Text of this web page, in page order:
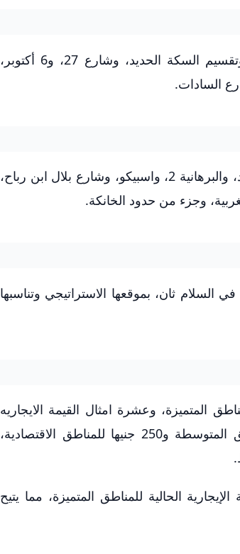
تضم المناطق المتوسطة تقسيم أبو العز، والحرفيين، وشارع الحرية، وتقسيم السكة الحديد، وشارع 27، و6 أكتوبر،
من بين المناطق الاقتصادية تقسيم الأمل، وعرب القرعان، والسكة الحديد، والبرهانية 2، واسبيكو، وشارع بلال ابن رباح،
وجزء من حدود الخانكة.
ثان، بموقعها الاستراتيجي وتناسبها
المتميزة، وعشرة امثال القيمة الايجاريه
الحالية للمناطق المتوسطة والاقتصاديه، مع حد أدنى 400 جنيه للمناطق المتوسطة و250 جنيها للمناطق الاقتصادية،
الحالية للمناطق المتميزة، مما يتيح